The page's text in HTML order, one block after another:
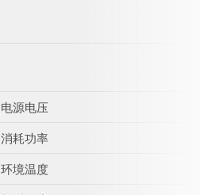
电源电压
消耗功率
环境温度